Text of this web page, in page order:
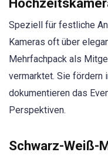
Speziell für festliche
Kameras oft über
Mehrfachpack als
vermarktet. Sie fördern
dokumentieren das
Perspektiven.
Schwarz-Weiß-